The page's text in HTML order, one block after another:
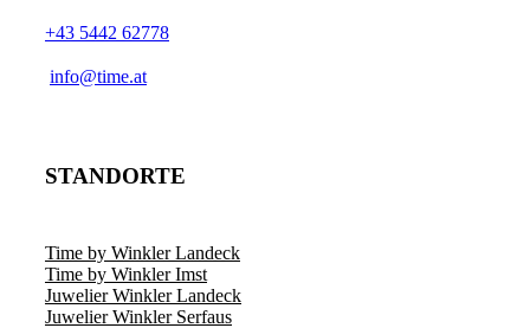
+43 5442 62778
info@time.at
STANDORTE
Time by Winkler Landeck
Time by Winkler Imst
Juwelier Winkler Landeck
Juwelier Winkler Serfaus